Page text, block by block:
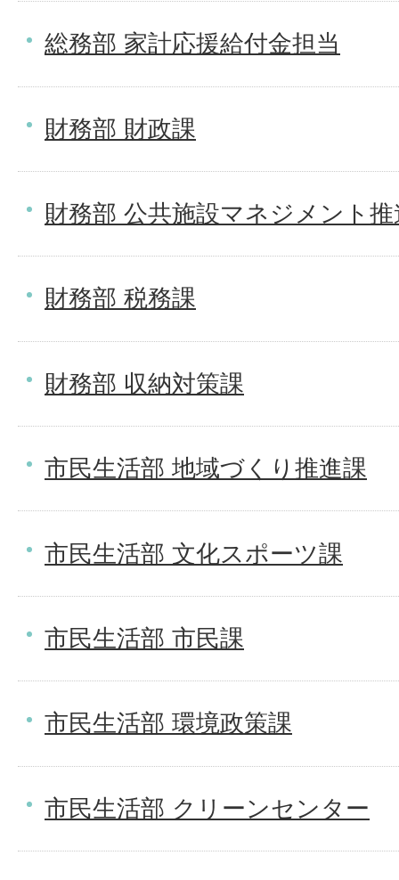
総務部 家計応援給付金担当
財務部 財政課
財務部 公共施設マネジメント
財務部 税務課
財務部 収納対策課
市民生活部 地域づくり推進課
市民生活部 文化スポーツ課
市民生活部 市民課
市民生活部 環境政策課
市民生活部 クリーンセンター